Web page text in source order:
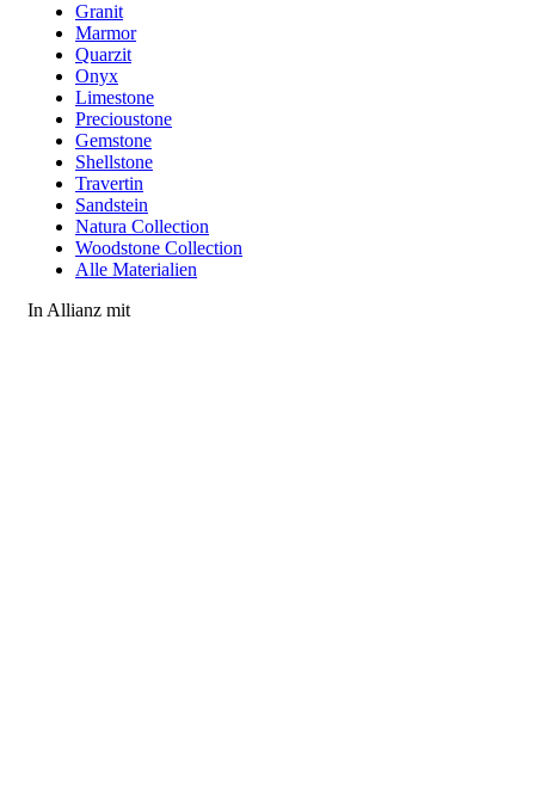
Granit
Marmor
Quarzit
Onyx
Limestone
Precioustone
Gemstone
Shellstone
Travertin
Sandstein
Natura Collection
Woodstone Collection
Alle Materialien
In Allianz mit